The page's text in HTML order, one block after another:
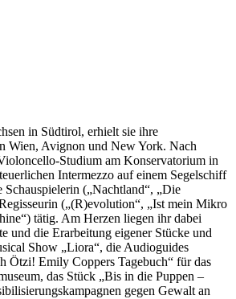
in Südtirol, erhielt sie ihre
Wien, Avignon und New York. Nach
Studium am Konservatorium in
Intermezzo auf einem Segelschiff
Schauspielerin („Nachtland“, „Die
(„(R)evolution“, „Ist mein Mikro
tätig. Am Herzen liegen ihr dabei
und die Erarbeitung eigener Stücke und
Show „Liora“, die Audioguides
Ötzi! Emily Coppers Tagebuch“ für das
das Stück „Bis in die Puppen –
gegen Gewalt an